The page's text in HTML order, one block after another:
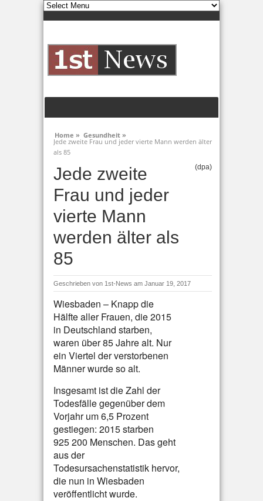
Home » Gesundheit »
Jede zweite Frau und jeder vierte Mann werden älter
als 85
Jede zweite
Frau und jeder
vierte Mann
werden älter als
85
(dpa)
Geschrieben von 1st-News am Januar 19, 2017
Wiesbaden – Knapp die
Hälfte aller Frauen, die 2015
in Deutschland starben,
waren über 85 Jahre alt. Nur
ein Viertel der verstorbenen
Männer wurde so alt.
Insgesamt ist die Zahl der
Todesfälle gegenüber dem
Vorjahr um 6,5 Prozent
gestiegen: 2015 starben
925 200 Menschen. Das geht
aus der
Todesursachenstatistik hervor,
die nun in Wiesbaden
veröffentlicht wurde.